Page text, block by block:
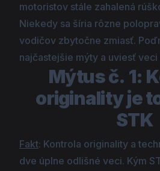
motoristov stále zahalená
Niekedy sa šíria rôzne
vodičov zbytočne zmiasť.
najčastejšie mýty a uviesť veci
Mýtus č. 1:
originality je
STK
Fakt: Kontrola originality a
dve úplne odlišné veci. Kým